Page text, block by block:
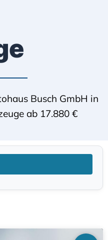
Busch GmbH in
ab 17.880 €